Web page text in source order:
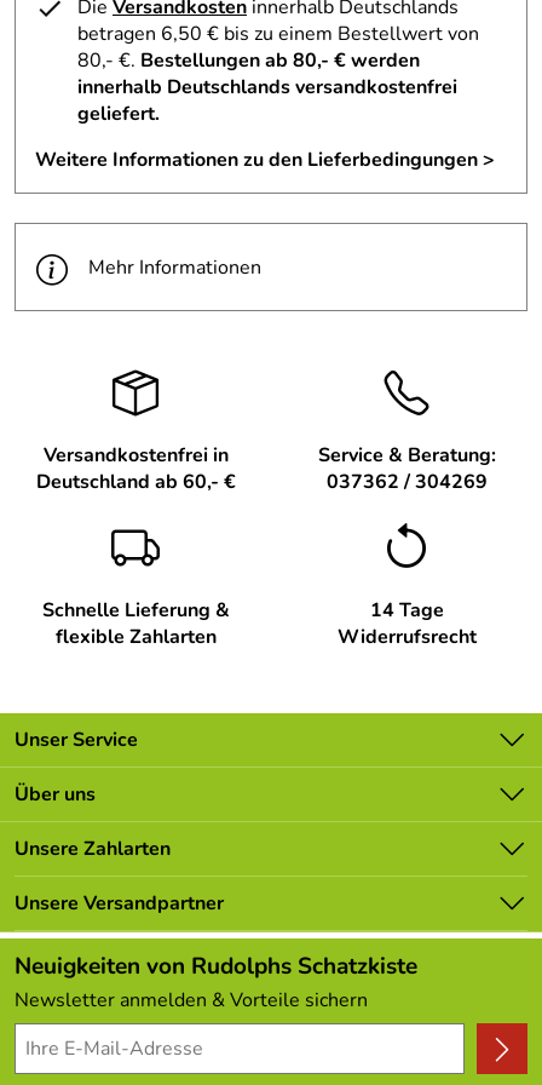
Hersteller: Traditionelles Holzspielzeug Robbi Weber,
Schulstraße 4 09548 Kurort Seiffen Deutschland,
info@weber-holzspielzeug.de
Verantwortliche Person: Robbi Weber, Schulstraße 4
Die Versandkosten innerhalb Deutschlands
betragen 6,50 € bis zu einem Bestellwert von
80,- €. Bestellungen ab 80,- € werden
innerhalb Deutschlands versandkostenfrei
geliefert.
Weitere Informationen zu den Lieferbedingungen >
Mehr Informationen
Versandkostenfrei in
Deutschland ab 60,- €
Service & Beratung:
037362 / 304269
Schnelle Lieferung &
flexible Zahlarten
14 Tage
Widerrufsrecht
Unser Service
Kontakt
Batterieverordnung
Newsletter
Lieferbedingungen
Kundenlogin
Über uns
Unsere Bestseller
Marken
Neu
Angebote
Kundenbewertungen (308)
4,9/5*****
Unsere Zahlarten
Unsere Versandpartner
Neuigkeiten von Rudolphs Schatzkiste
Newsletter anmelden & Vorteile sichern